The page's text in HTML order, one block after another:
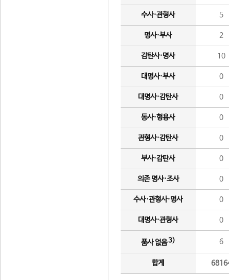
수사·관형사 5
명사·부사 2
감탄사·명사 10
대명사·부사 0
대명사·감탄사 0
동사·형용사 0
관형사·감탄사 0
부사·감탄사 0
의존 명사·조사 0
수사·관형사·명사 0
대명사·관형사 0
품사 없음3) 6
합계